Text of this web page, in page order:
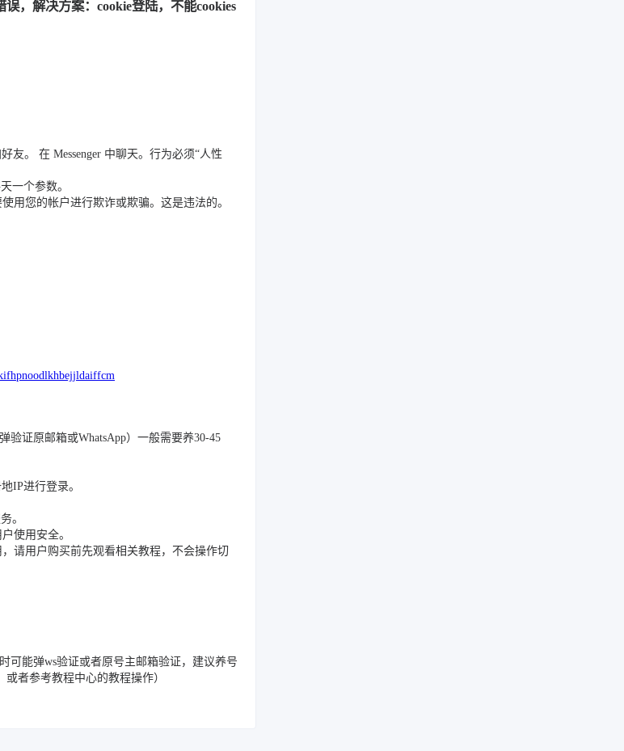
，解决方案：cookie登陆，不能cookies
。 在 Messenger 中聊天。行为必须“人性
一个参数。
用您的帐户进行欺诈或欺骗。这是违法的。
验证原邮箱或WhatsApp）一般需要养30-45
IP进行登录。
。
使用安全。
请用户购买前先观看相关教程，不会操作切
可能弹ws验证或者原号主邮箱验证，建议养号
者参考教程中心的教程操作）